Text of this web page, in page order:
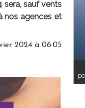
sera, sauf vents
nos agences et
2024 à 06:05